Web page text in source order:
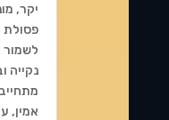
יקר,
פסולת
נקייה
אמין,